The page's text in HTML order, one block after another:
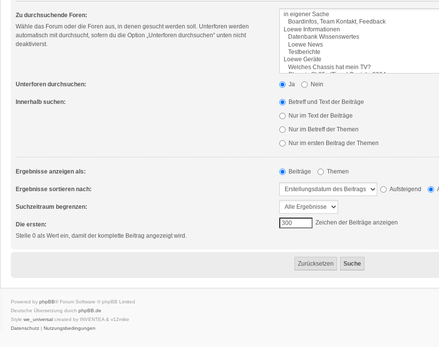
Zu durchsuchende Foren:
Wähle das Forum oder die Foren aus, in denen gesucht werden soll. Unterforen werden
automatisch mit durchsucht, sofern du die Option „Unterforen durchsuchen“ unten nicht
deaktivierst.
Unterforen durchsuchen: Ja Nein
Innerhalb suchen:
Betreff und Text der Beiträge
Nur im Text der Beiträge
Nur im Betreff der Themen
Nur im ersten Beitrag der Themen
Ergebnisse anzeigen als: Beiträge Themen
Ergebnisse sortieren nach: Aufsteigend
Suchzeitraum begrenzen:
Die ersten:
Stelle 0 als Wert ein, damit der komplette Beitrag angezeigt wird.
Zeichen der Beiträge anzeigen
Powered by phpBB® Forum Software © phpBB Limited
Deutsche Übersetzung durch phpBB.de
Style we_universal created by INVENTEA & v12mike
Datenschutz | Nutzungsbedingungen